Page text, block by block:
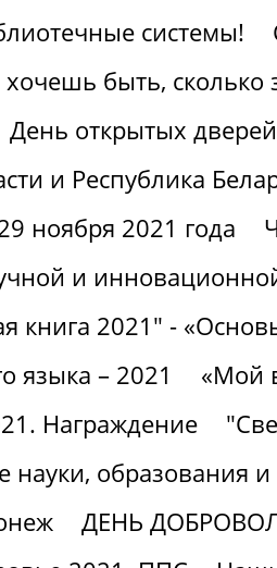
системы!
быть, сколько
День открытых
и Республика
ноября 2021 года
и
книга 2021" -
языка – 2021
«Мой
Награждение
науки, образования и
ДЕНЬ